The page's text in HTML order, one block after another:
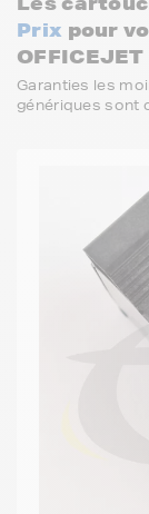
Prix pour
Garanties les
génériques sont